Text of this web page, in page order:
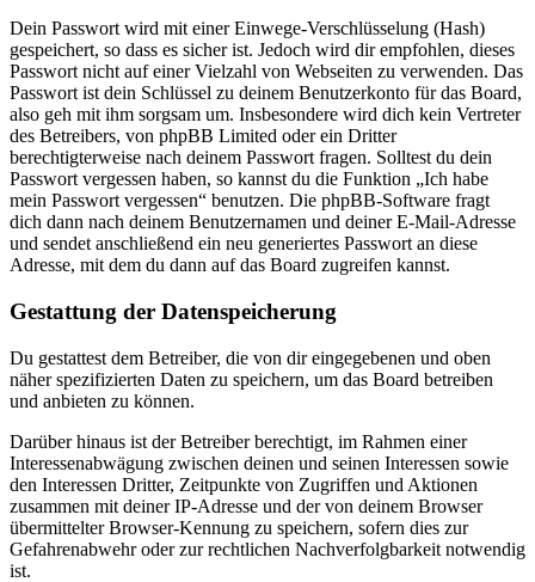
Dein Passwort wird mit einer Einwege-Verschlüsselung (Hash)
gespeichert, so dass es sicher ist. Jedoch wird dir empfohlen, dieses
Passwort nicht auf einer Vielzahl von Webseiten zu verwenden. Das
Passwort ist dein Schlüssel zu deinem Benutzerkonto für das Board,
also geh mit ihm sorgsam um. Insbesondere wird dich kein Vertreter
des Betreibers, von phpBB Limited oder ein Dritter
berechtigterweise nach deinem Passwort fragen. Solltest du dein
Passwort vergessen haben, so kannst du die Funktion „Ich habe
mein Passwort vergessen“ benutzen. Die phpBB-Software fragt
dich dann nach deinem Benutzernamen und deiner E-Mail-Adresse
und sendet anschließend ein neu generiertes Passwort an diese
Adresse, mit dem du dann auf das Board zugreifen kannst.
Gestattung der Datenspeicherung
Du gestattest dem Betreiber, die von dir eingegebenen und oben
näher spezifizierten Daten zu speichern, um das Board betreiben
und anbieten zu können.
Darüber hinaus ist der Betreiber berechtigt, im Rahmen einer
Interessenabwägung zwischen deinen und seinen Interessen sowie
den Interessen Dritter, Zeitpunkte von Zugriffen und Aktionen
zusammen mit deiner IP-Adresse und der von deinem Browser
übermittelter Browser-Kennung zu speichern, sofern dies zur
Gefahrenabwehr oder zur rechtlichen Nachverfolgbarkeit notwendig
ist.